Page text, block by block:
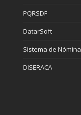
PQRSDF
DatarSoft
Sistema de Nómina
DISERACA